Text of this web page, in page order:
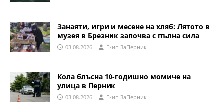
Занаяти, игри и месене на хляб: Лятото в
музея в Брезник започва с пълна сила
03.08.2026 Eкип ЗаПерник
Кола блъсна 10-годишно момиче на
улица в Перник
03.08.2026 Eкип ЗаПерник